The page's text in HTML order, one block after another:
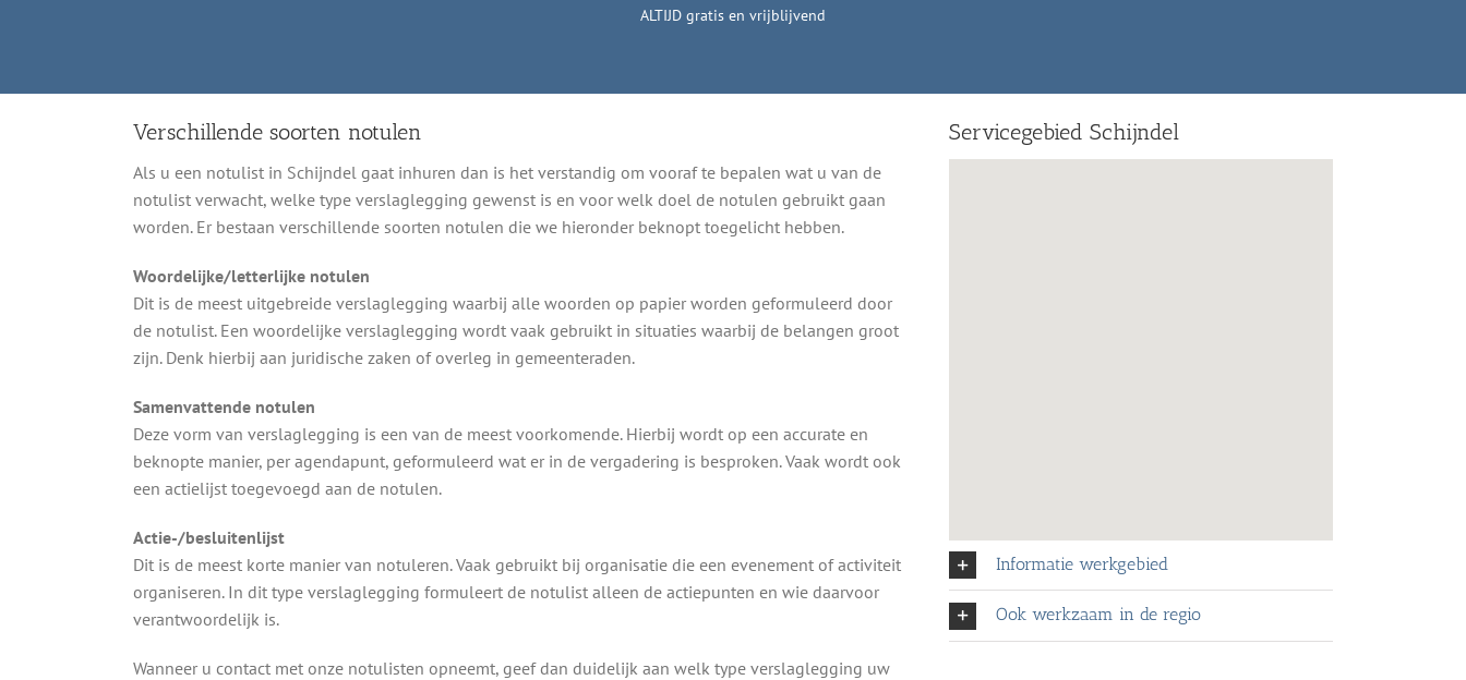
ALTIJD gratis en vrijblijvend
Verschillende soorten notulen
Als u een notulist in Schijndel gaat inhuren dan is het verstandig om vooraf te bepalen wat u van de
notulist verwacht, welke type verslaglegging gewenst is en voor welk doel de notulen gebruikt gaan
worden. Er bestaan verschillende soorten notulen die we hieronder beknopt toegelicht hebben.
Woordelijke/letterlijke notulen
Dit is de meest uitgebreide verslaglegging waarbij alle woorden op papier worden geformuleerd door
de notulist. Een woordelijke verslaglegging wordt vaak gebruikt in situaties waarbij de belangen groot
zijn. Denk hierbij aan juridische zaken of overleg in gemeenteraden.
Samenvattende notulen
Deze vorm van verslaglegging is een van de meest voorkomende. Hierbij wordt op een accurate en
beknopte manier, per agendapunt, geformuleerd wat er in de vergadering is besproken. Vaak wordt ook
een actielijst toegevoegd aan de notulen.
Actie-/besluitenlijst
Dit is de meest korte manier van notuleren. Vaak gebruikt bij organisatie die een evenement of activiteit
organiseren. In dit type verslaglegging formuleert de notulist alleen de actiepunten en wie daarvoor
verantwoordelijk is.
Wanneer u contact met onze notulisten opneemt, geef dan duidelijk aan welk type verslaglegging uw
Servicegebied Schijndel
Informatie werkgebied
Ook werkzaam in de regio